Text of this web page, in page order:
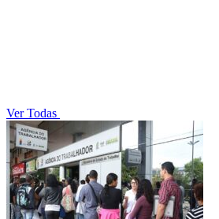
Ver Todas